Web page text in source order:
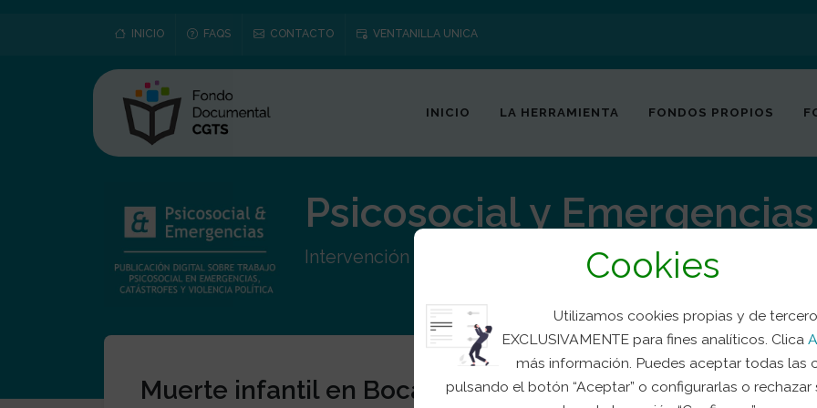
Cookies
Utilizamos cookies propias y de
EXCLUSIVAMENTE para fines analíticos. Clica
más información. Puedes aceptar todas las
pulsando el botón “Aceptar” o configurarlas o rechazar
INICIO FAQS CONTACTO VENTANILLA UNICA
INICIO LA HERRAMIENTA FONDOS PROPIOS
Psicosocial y Emergencias
Intervención psicosocial en situaciones de emergencia,
Muerte infantil en Bocanda-Costa de Marfil